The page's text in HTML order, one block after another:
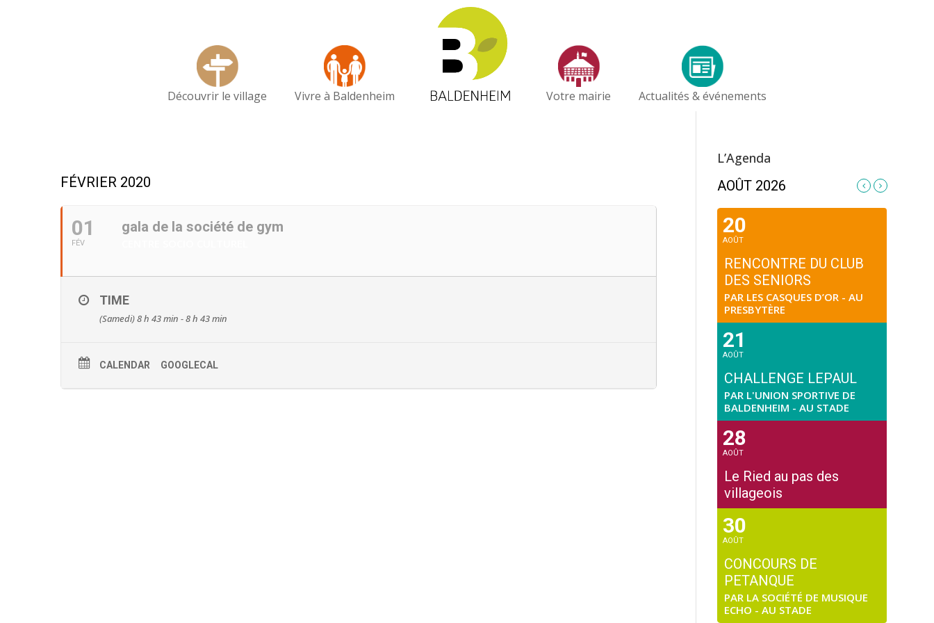
Découvrir le village Vivre à Baldenheim Votre mairie Actualités & événements
FÉVRIER 2020
01
FÉV
gala de la société de gym
TIME
(Samedi) 8 h 43 min - 8 h 43 min
CALENDAR GOOGLECAL
L’Agenda
AOÛT 2026
20
AOÛT
RENCONTRE DU CLUB
DES SENIORS
PAR LES CASQUES D’OR - AU
PRESBYTÈRE
21
AOÛT
CHALLENGE LEPAUL
PAR L'UNION SPORTIVE DE
BALDENHEIM - AU STADE
28
AOÛT
Le Ried au pas des
villageois
30
AOÛT
CONCOURS DE
PETANQUE
PAR LA SOCIÉTÉ DE MUSIQUE
ECHO - AU STADE